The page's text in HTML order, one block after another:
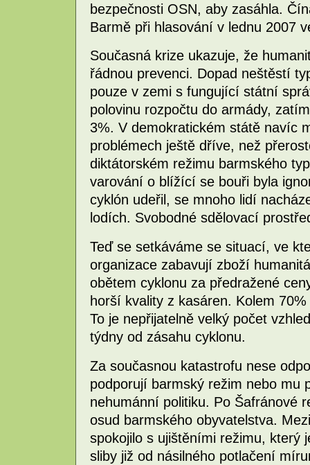
bezpečnosti OSN, aby zasáhla.
Barmě při hlasování v lednu 2007
Současná krize ukazuje, že
řádnou prevenci. Dopad neštěstí
pouze v zemi s fungující státní
polovinu rozpočtu do armády,
3%. V demokratickém státě navíc
problémech ještě dříve, než
diktátorském režimu barmského
varování o blížící se bouři byla
cyklón udeřil, se mnoho lidí
lodích. Svobodné sdělovací
Teď se setkáváme se situací, ve
organizace zabavují zboží
obětem cyklonu za předražené
horší kvality z kasáren. Kolem
To je nepřijatelně velký počet
týdny od zásahu cyklonu.
Za současnou katastrofu nese
podporují barmský režim nebo mu
nehumánní politiku. Po Šafránové
osud barmského obyvatelstva.
spokojilo s ujištěními režimu, který
sliby již od násilného potlačení